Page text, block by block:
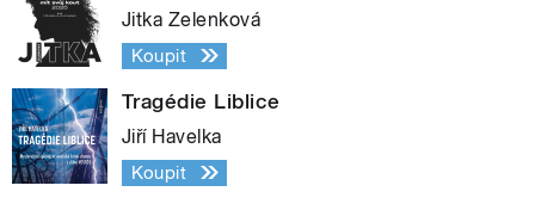
Jitka Zelenková
Koupit
Tragédie Liblice
Jiří Havelka
Koupit